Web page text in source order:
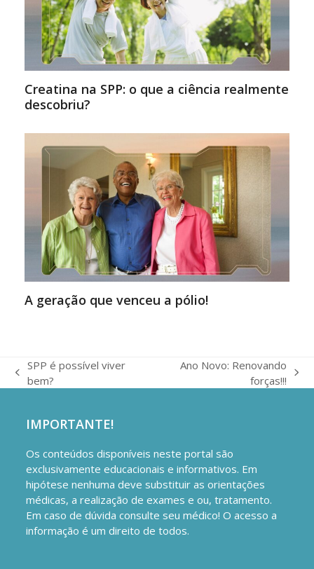
Creatina na SPP: o que a ciência realmente
descobriu?
A geração que venceu a pólio!
previous
SPP é possível viver
bem?
Ano Novo: Renovando
forças!!!
IMPORTANTE!
Os conteúdos disponíveis neste portal são
exclusivamente educacionais e informativos. Em
hipótese nenhuma deve substituir as orientações
médicas, a realização de exames e ou, tratamento.
Em caso de dúvida consulte seu médico! O acesso a
informação é um direito de todos.